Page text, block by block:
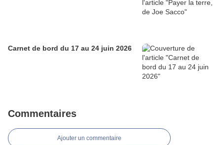
Carnet de bord du 17 au 24 juin 2026
Commentaires
Ajouter un commentaire